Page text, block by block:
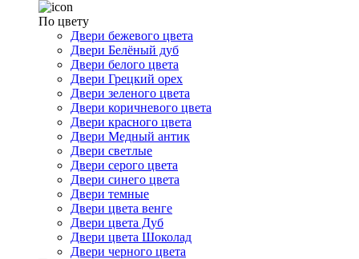
По цвету
Двери бежевого цвета
Двери Белёный дуб
Двери белого цвета
Двери Грецкий орех
Двери зеленого цвета
Двери коричневого цвета
Двери красного цвета
Двери Медный антик
Двери светлые
Двери серого цвета
Двери синего цвета
Двери темные
Двери цвета венге
Двери цвета Дуб
Двери цвета Шоколад
Двери черного цвета